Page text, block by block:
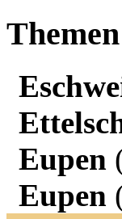
Eupen
Eupen